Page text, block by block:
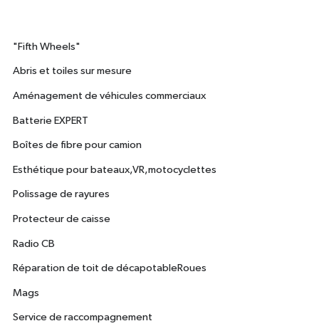
"Fifth Wheels"
Abris et toiles sur mesure
Aménagement de véhicules commerciaux
Batterie EXPERT
Boîtes de fibre pour camion
Esthétique pour bateaux,VR,motocyclettes
Polissage de rayures
Protecteur de caisse
Radio CB
Réparation de toit de décapotableRoues
Mags
Service de raccompagnement